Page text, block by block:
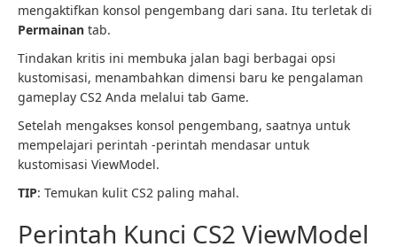
mengaktifkan konsol pengembang dari sana. Itu terletak di
Permainan tab.
Tindakan kritis ini membuka jalan bagi berbagai opsi
kustomisasi, menambahkan dimensi baru ke pengalaman
gameplay CS2 Anda melalui tab Game.
Setelah mengakses konsol pengembang, saatnya untuk
mempelajari perintah -perintah mendasar untuk
kustomisasi ViewModel.
TIP: Temukan kulit CS2 paling mahal.
Perintah Kunci CS2 ViewModel